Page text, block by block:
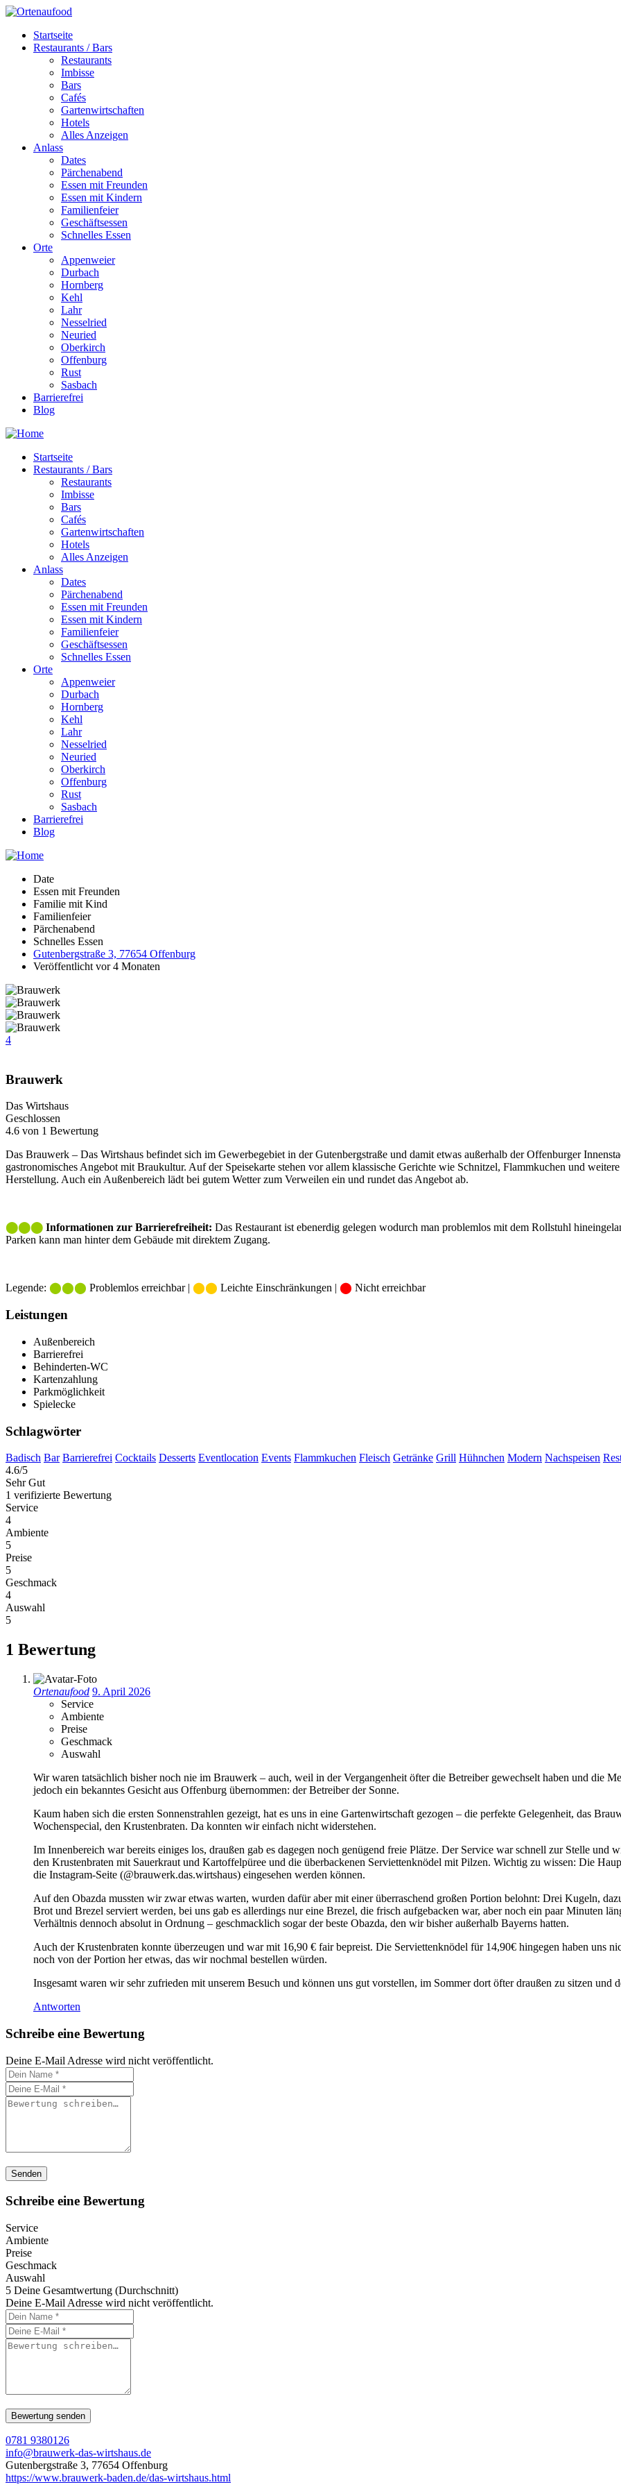
Startseite
Restaurants / Bars
Restaurants
Imbisse
Bars
Cafés
Gartenwirtschaften
Hotels
Alles Anzeigen
Anlass
Dates
Pärchenabend
Essen mit Freunden
Essen mit Kindern
Familienfeier
Geschäftsessen
Schnelles Essen
Orte
Appenweier
Durbach
Hornberg
Kehl
Lahr
Nesselried
Neuried
Oberkirch
Offenburg
Rust
Sasbach
Barrierefrei
Blog
Startseite
Restaurants / Bars
Restaurants
Imbisse
Bars
Cafés
Gartenwirtschaften
Hotels
Alles Anzeigen
Anlass
Dates
Pärchenabend
Essen mit Freunden
Essen mit Kindern
Familienfeier
Geschäftsessen
Schnelles Essen
Orte
Appenweier
Durbach
Hornberg
Kehl
Lahr
Nesselried
Neuried
Oberkirch
Offenburg
Rust
Sasbach
Barrierefrei
Blog
Date
Essen mit Freunden
Familie mit Kind
Familienfeier
Pärchenabend
Schnelles Essen
Gutenbergstraße 3, 77654 Offenburg
Veröffentlicht vor 4 Monaten
4
Brauwerk
Das Wirtshaus
Geschlossen
4.6 von 1 Bewertung
Das Brauwerk – Das Wirtshaus befindet sich im Gewerbegebiet in der Gutenbergstraße und damit etwas außerhalb der Offenburger
gastronomisches Angebot mit Braukultur. Auf der Speisekarte stehen vor allem klassische Gerichte wie Schnitzel, Flammkuchen und
Herstellung. Auch ein Außenbereich lädt bei gutem Wetter zum Verweilen ein und rundet das Angebot ab.
⬤⬤⬤ Informationen zur Barrierefreiheit: Das Restaurant ist ebenerdig gelegen wodurch man problemlos mit dem Rollstuhl
Parken kann man hinter dem Gebäude mit direktem Zugang.
Legende: ⬤⬤⬤ Problemlos erreichbar | ⬤⬤ Leichte Einschränkungen | ⬤ Nicht erreichbar
Leistungen
Außenbereich
Barrierefrei
Behinderten-WC
Kartenzahlung
Parkmöglichkeit
Spielecke
Schlagwörter
Badisch Bar Barrierefrei Cocktails Desserts Eventlocation Events Flammkuchen Fleisch Getränke Grill Hühnchen Modern Nachspeisen
4.6/5
Sehr Gut
1 verifizierte Bewertung
Service
4
Ambiente
5
Preise
5
Geschmack
4
Auswahl
5
1 Bewertung
Ortenaufood 9. April 2026
Service
Ambiente
Preise
Geschmack
Auswahl
Wir waren tatsächlich bisher noch nie im Brauwerk – auch, weil in der Vergangenheit öfter die Betreiber gewechselt haben und die
jedoch ein bekanntes Gesicht aus Offenburg übernommen: der Betreiber der Sonne.
Kaum haben sich die ersten Sonnenstrahlen gezeigt, hat es uns in eine Gartenwirtschaft gezogen – die perfekte Gelegenheit, das
Wochenspecial, den Krustenbraten. Da konnten wir einfach nicht widerstehen.
Im Innenbereich war bereits einiges los, draußen gab es dagegen noch genügend freie Plätze. Der Service war schnell zur Stelle und
den Krustenbraten mit Sauerkraut und Kartoffelpüree und die überbackenen Serviettenknödel mit Pilzen. Wichtig zu wissen: Die
die Instagram-Seite (@brauwerk.das.wirtshaus) eingesehen werden können.
Auf den Obazda mussten wir zwar etwas warten, wurden dafür aber mit einer überraschend großen Portion belohnt: Drei Kugeln,
Brot und Brezel serviert werden, bei uns gab es allerdings nur eine Brezel, die frisch aufgebacken war, aber noch ein paar Minuten
Verhältnis dennoch absolut in Ordnung – geschmacklich sogar der beste Obazda, den wir bisher außerhalb Bayerns hatten.
Auch der Krustenbraten konnte überzeugen und war mit 16,90 € fair bepreist. Die Serviettenknödel für 14,90€ hingegen haben uns
noch von der Portion her etwas, das wir nochmal bestellen würden.
Insgesamt waren wir sehr zufrieden mit unserem Besuch und können uns gut vorstellen, im Sommer dort öfter draußen zu sitzen und
Antworten
Schreibe eine Bewertung
Deine E-Mail Adresse wird nicht veröffentlicht.
Schreibe eine Bewertung
Service
Ambiente
Preise
Geschmack
Auswahl
5 Deine Gesamtwertung (Durchschnitt)
Deine E-Mail Adresse wird nicht veröffentlicht.
0781 9380126
info@brauwerk-das-wirtshaus.de
Gutenbergstraße 3, 77654 Offenburg
https://www.brauwerk-baden.de/das-wirtshaus.html